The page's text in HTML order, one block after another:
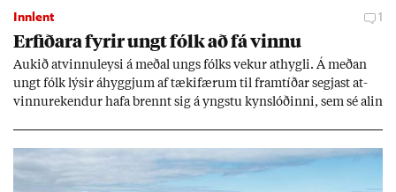
Innlent 1
Erf­ið­ara fyr­ir ungt fólk að fá vinnu
Auk­ið at­vinnu­leysi á með­al ungs fólks vek­ur at­hygli. Á með­an
ungt fólk lýs­ir áhyggj­um af tæki­fær­um til fram­tíð­ar segj­ast at­
vinnu­rek­end­ur hafa brennt sig á yngstu kyn­slóð­inni, sem sé al­in